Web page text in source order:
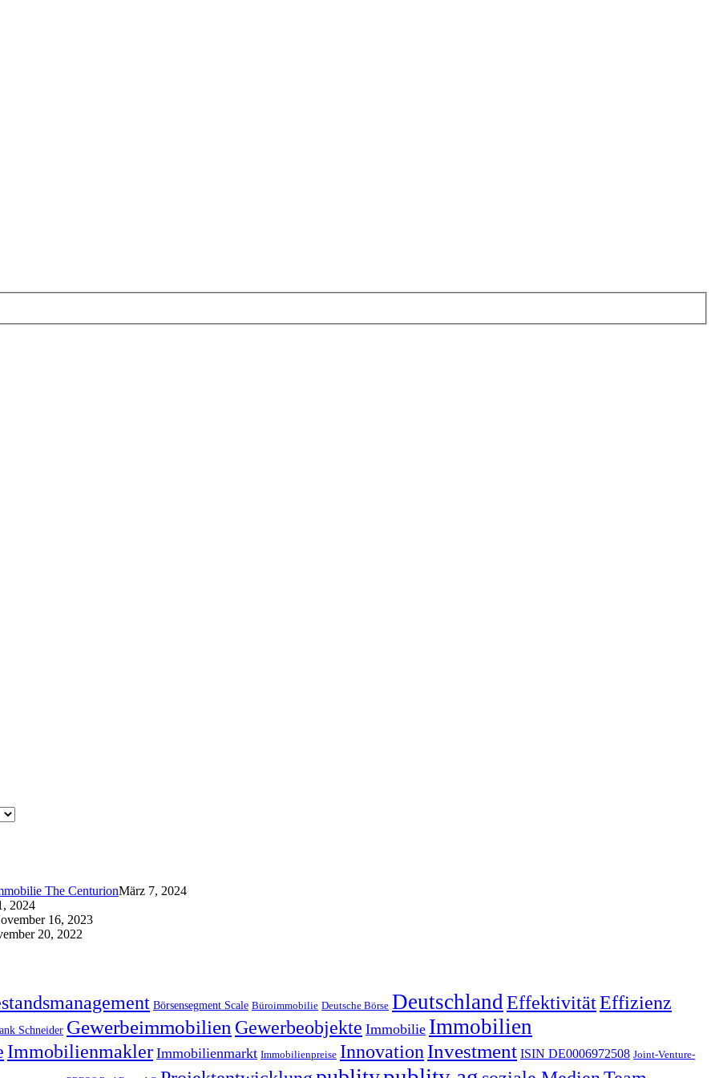
The CenturionMärz 7, 2024
2024
16, 2023
20, 2022
Börsensegment Scale Büroimmobilie Deutsche Börse Deutschland EffektivitätEffizienz
Schneider Gewerbeimmobilien Gewerbeobjekte Immobilie Immobilien
Immobilienmakler Immobilienmarkt Immobilienpreise Innovation Investment ISIN DE0006972508 Joint-Venture-